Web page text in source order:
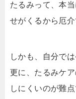
たるみって、本
せがくるから厄介
しかも、自分で
更に、たるみケ
しにくいのが難点